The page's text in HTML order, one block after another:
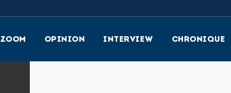
ZOOM OPINION INTERVIEW CHRONIQUE